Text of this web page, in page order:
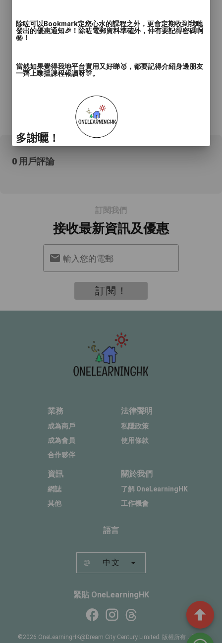
*所有資料只供參考，詳情請向商戶查詢。
0 用戶評論
訂閱我們
接收最新資訊及優惠
輸入您的電郵
訂閱！
業務
成為商戶
成為會員
合作夥伴
法律聲明
私隱政策
使用條款
資訊
網誌
其他
關於我們
了解 OneLearningHK
工作機會
語言
中文
緊貼 OneLearningHK
©2026 OneLearningHK@Dream City Century Limited. 版權所有，不得
除咗可以Bookmark定您心水的課程之外，更會定期收到我哋
發出的優惠通知🎉！除咗電郵資料準確外，仲有要記得密碼啊
㊙️！
當然如果覺得我地平台實用又好睇🥇，都要記得介紹身邊朋友
一齊上嚟搵課程報讀呀🎊。
多謝曬！